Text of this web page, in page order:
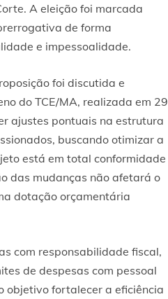
A eleição foi marcada
de forma
e impessoalidade.
foi discutida e
do TCE/MA, realizada em 29
ajustes pontuais na estrutura
buscando otimizar a
está em total conformidade
das mudanças não afetará o
dotação orçamentária
com responsabilidade fiscal,
de despesas com pessoal
objetivo fortalecer a eficiência